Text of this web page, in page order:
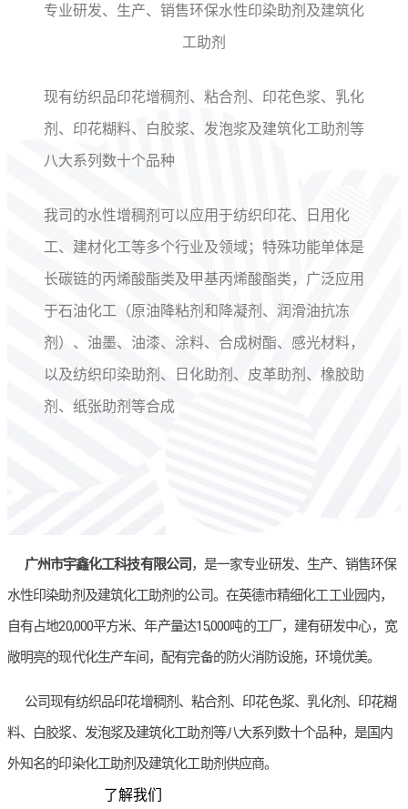
专业研发、生产、销售环保水性印染助剂及建筑化
工助剂
现有纺织品印花增稠剂、粘合剂、印花色浆、乳化
剂、印花糊料、白胶浆、发泡浆及建筑化工助剂等
八大系列数十个品种
我司的水性增稠剂可以应用于纺织印花、日用化
工、建材化工等多个行业及领域；特殊功能单体是
长碳链的丙烯酸酯类及甲基丙烯酸酯类，广泛应用
于石油化工（原油降粘剂和降凝剂、润滑油抗冻
剂）、油墨、油漆、涂料、合成树酯、感光材料，
以及纺织印染助剂、日化助剂、皮革助剂、橡胶助
剂、纸张助剂等合成
广州市宇鑫化工科技有限公司，是一家专业研发、生产、销售环保
水性印染助剂及建筑化工助剂的公司。在英德市精细化工工业园内，
自有占地20,000平方米、年产量达15,000吨的工厂，建有研发中心，宽
敞明亮的现代化生产车间，配有完备的防火消防设施，环境优美。
公司现有纺织品印花增稠剂、粘合剂、印花色浆、乳化剂、印花糊
料、白胶浆、发泡浆及建筑化工助剂等八大系列数十个品种，是国内
外知名的印染化工助剂及建筑化工助剂供应商。
了解我们